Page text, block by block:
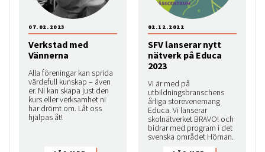
Verkstad med
Vännerna
Alla föreningar kan sprida
värdefull kunskap – även
er. Ni kan skapa just den
kurs eller verksamhet ni
har drömt om. Låt oss
hjälpas åt!
07.02.2023
SFV lanserar nytt
nätverk på Educa
2023
Vi är med på
utbildningsbranschens
årliga storevenemang
Educa. Vi lanserar
skolnätverket BRAVO! och
bidrar med program i det
svenska området Hörnan.
02.12.2022